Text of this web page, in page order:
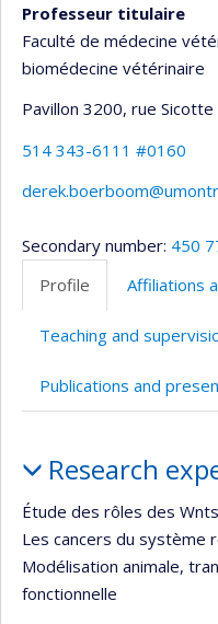
Professeur titulaire
Faculté de médecine
biomédecine vétérinaire
Pavillon 3200, rue Sicotte
514 343-6111 #0160
Secondary number: 450
Profile
Affiliations
Teaching and
Publications and
Research
Étude des rôles des
Les cancers du système
Modélisation animale,
fonctionnelle